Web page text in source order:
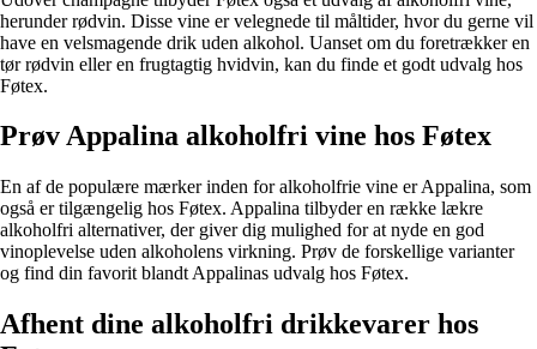
herunder rødvin. Disse vine er velegnede til måltider, hvor du gerne vil
have en velsmagende drik uden alkohol. Uanset om du foretrækker en
tør rødvin eller en frugtagtig hvidvin, kan du finde et godt udvalg hos
Føtex.
Prøv Appalina alkoholfri vine hos Føtex
En af de populære mærker inden for alkoholfrie vine er Appalina, som
også er tilgængelig hos Føtex. Appalina tilbyder en række lækre
alkoholfri alternativer, der giver dig mulighed for at nyde en god
vinoplevelse uden alkoholens virkning. Prøv de forskellige varianter
og find din favorit blandt Appalinas udvalg hos Føtex.
Afhent dine alkoholfri drikkevarer hos